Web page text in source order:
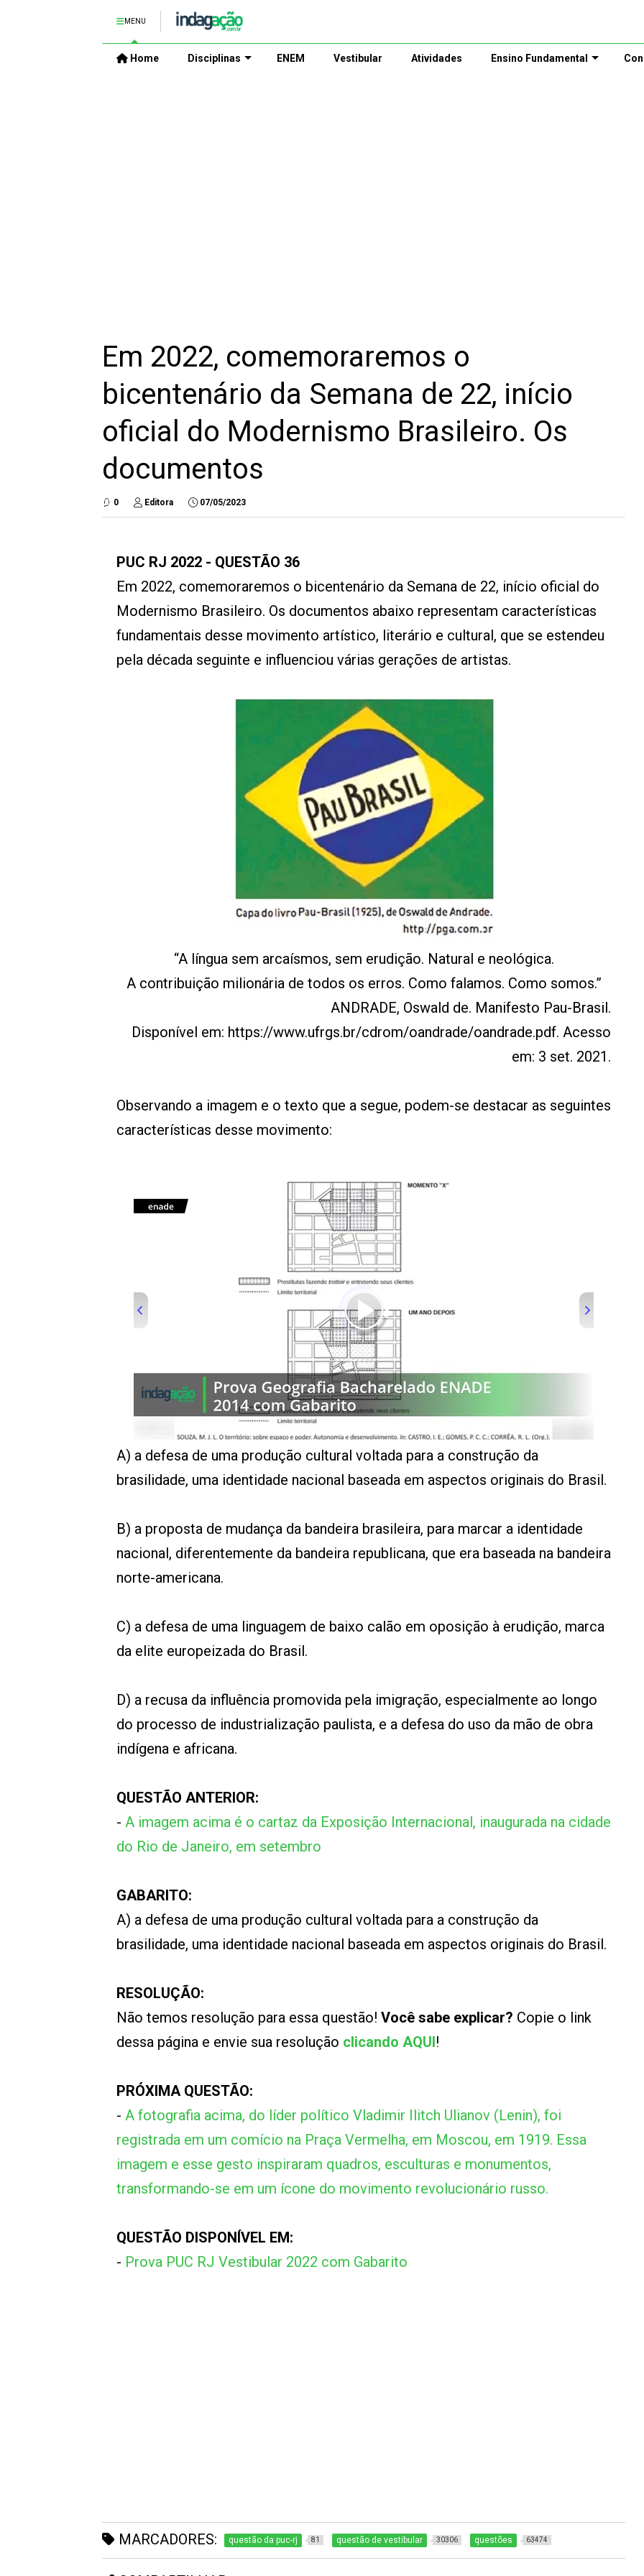
MENU
Home Disciplinas ENEM Vestibular Atividades Ensino Fundamental
Em 2022, comemoraremos o
bicentenário da Semana de 22, início
oficial do Modernismo Brasileiro. Os
documentos
0 Editora 07/05/2023
PUC RJ 2022 - QUESTÃO 36
Em 2022, comemoraremos o bicentenário da Semana de 22, início oficial do
Modernismo Brasileiro. Os documentos abaixo representam características
fundamentais desse movimento artístico, literário e cultural, que se estendeu
pela década seguinte e influenciou várias gerações de artistas.
“A língua sem arcaísmos, sem erudição. Natural e neológica.
A contribuição milionária de todos os erros. Como falamos. Como somos.”
ANDRADE, Oswald de. Manifesto Pau-Brasil.
Disponível em: https://www.ufrgs.br/cdrom/oandrade/oandrade.pdf. Acesso
em: 3 set. 2021.
Observando a imagem e o texto que a segue, podem-se destacar as seguintes
características desse movimento:
A) a defesa de uma produção cultural voltada para a construção da
brasilidade, uma identidade nacional baseada em aspectos originais do Brasil.
B) a proposta de mudança da bandeira brasileira, para marcar a identidade
nacional, diferentemente da bandeira republicana, que era baseada na bandeira
norte-americana.
C) a defesa de uma linguagem de baixo calão em oposição à erudição, marca
da elite europeizada do Brasil.
D) a recusa da influência promovida pela imigração, especialmente ao longo
do processo de industrialização paulista, e a defesa do uso da mão de obra
indígena e africana.
QUESTÃO ANTERIOR:
- A imagem acima é o cartaz da Exposição Internacional, inaugurada na cidade
do Rio de Janeiro, em setembro
GABARITO:
A) a defesa de uma produção cultural voltada para a construção da
brasilidade, uma identidade nacional baseada em aspectos originais do Brasil.
RESOLUÇÃO:
Não temos resolução para essa questão! Você sabe explicar? Copie o link
dessa página e envie sua resolução clicando AQUI!
PRÓXIMA QUESTÃO:
- A fotografia acima, do líder político Vladimir Ilitch Ulianov (Lenin), foi
registrada em um comício na Praça Vermelha, em Moscou, em 1919. Essa
imagem e esse gesto inspiraram quadros, esculturas e monumentos,
transformando-se em um ícone do movimento revolucionário russo.
QUESTÃO DISPONÍVEL EM:
- Prova PUC RJ Vestibular 2022 com Gabarito
MARCADORES: questão da puc-rj 81 questão de vestibular 30306 questões 63474